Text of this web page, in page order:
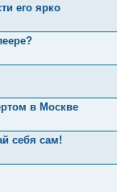
его ярко
в Москве
себя сам!